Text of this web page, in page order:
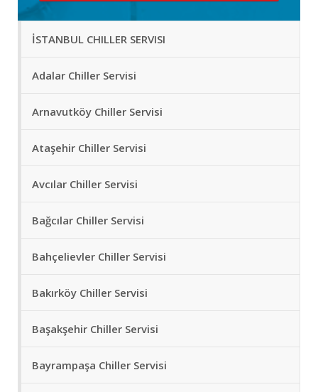
İSTANBUL CHILLER SERVISI
Adalar Chiller Servisi
Arnavutköy Chiller Servisi
Ataşehir Chiller Servisi
Avcılar Chiller Servisi
Bağcılar Chiller Servisi
Bahçelievler Chiller Servisi
Bakırköy Chiller Servisi
Başakşehir Chiller Servisi
Bayrampaşa Chiller Servisi